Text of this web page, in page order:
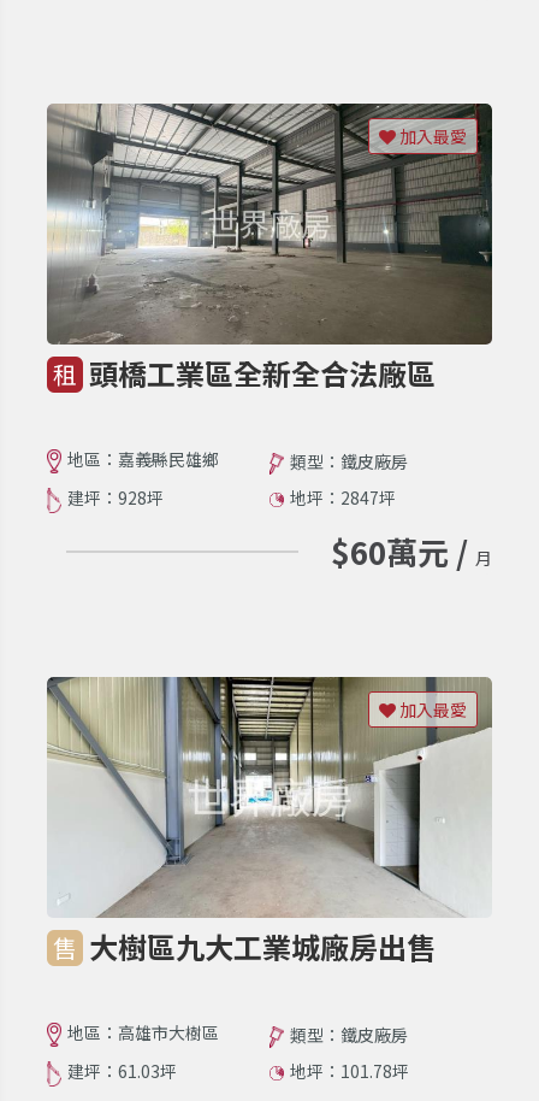
租 頭橋工業區全新全合法廠區
地區：嘉義縣民雄鄉
類型：鐵皮廠房
建坪：928坪
地坪：2847坪
$60萬元 / 月
加入最愛
售 大樹區九大工業城廠房出售
地區：高雄市大樹區
類型：鐵皮廠房
建坪：61.03坪
地坪：101.78坪
加入最愛